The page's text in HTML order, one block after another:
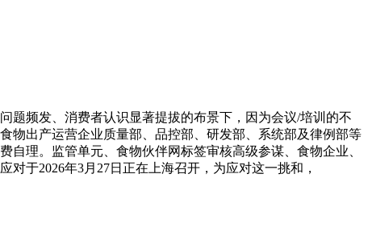
频发、消费者认识显著提拔的布景下，因为会议/培训的不
物出产运营企业质量部、品控部、研发部、系统部及律例部等
理。监管单元、食物伙伴网标签审核高级参谋、食物企业、
于2026年3月27日正在上海召开，为应对这一挑和，